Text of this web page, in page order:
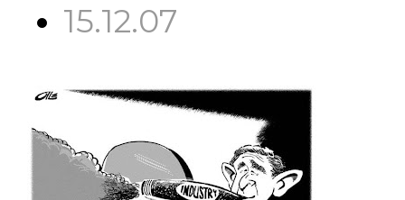
15.12.07